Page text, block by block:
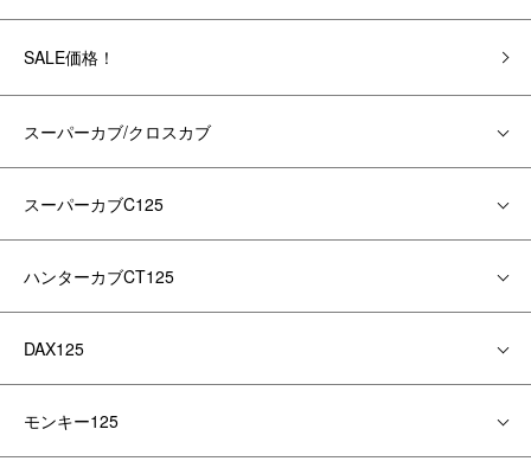
SALE価格！
スーパーカブ/クロスカブ
スーパーカブC125
ハンターカブCT125
DAX125
モンキー125